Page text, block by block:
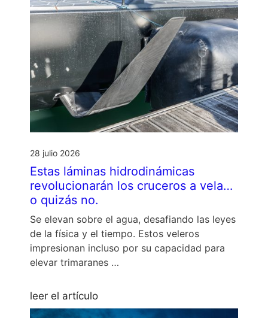
28 julio 2026
Estas láminas hidrodinámicas
revolucionarán los cruceros a vela…
o quizás no.
Se elevan sobre el agua, desafiando las leyes
de la física y el tiempo. Estos veleros
impresionan incluso por su capacidad para
elevar trimaranes …
leer el artículo